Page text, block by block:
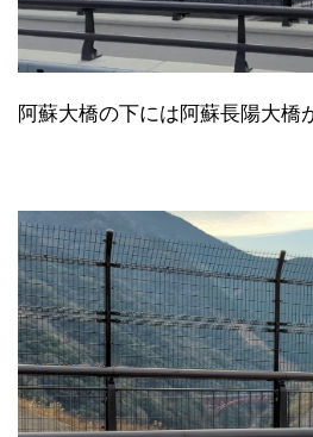
阿蘇大橋の下には阿蘇長陽大橋